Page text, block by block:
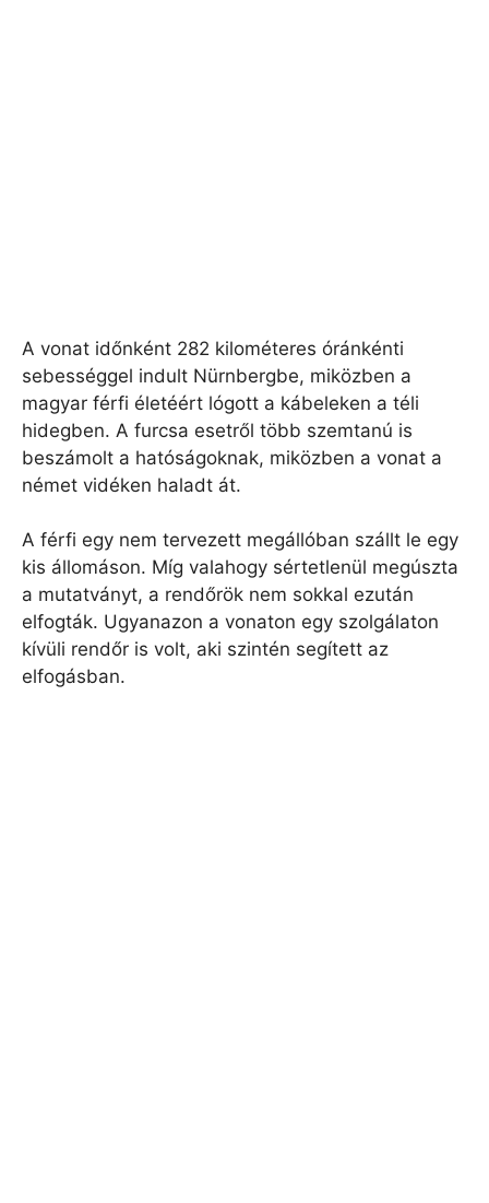
A vonat időnként 282 kilométeres óránkénti
sebességgel indult Nürnbergbe, miközben a
magyar férfi életéért lógott a kábeleken a téli
hidegben. A furcsa esetről több szemtanú is
beszámolt a hatóságoknak, miközben a vonat a
német vidéken haladt át.
A férfi egy nem tervezett megállóban szállt le egy
kis állomáson. Míg valahogy sértetlenül megúszta
a mutatványt, a rendőrök nem sokkal ezután
elfogták. Ugyanazon a vonaton egy szolgálaton
kívüli rendőr is volt, aki szintén segített az
elfogásban.